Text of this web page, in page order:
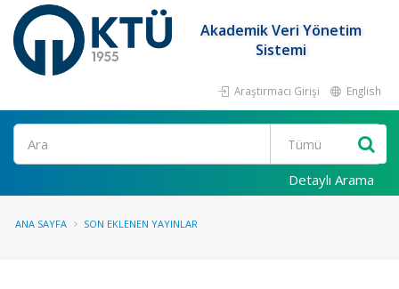
Akademik Veri Yönetim
Sistemi
Araştırmacı Girişi English
Ara
Detaylı Arama
ANA SAYFA SON EKLENEN YAYINLAR